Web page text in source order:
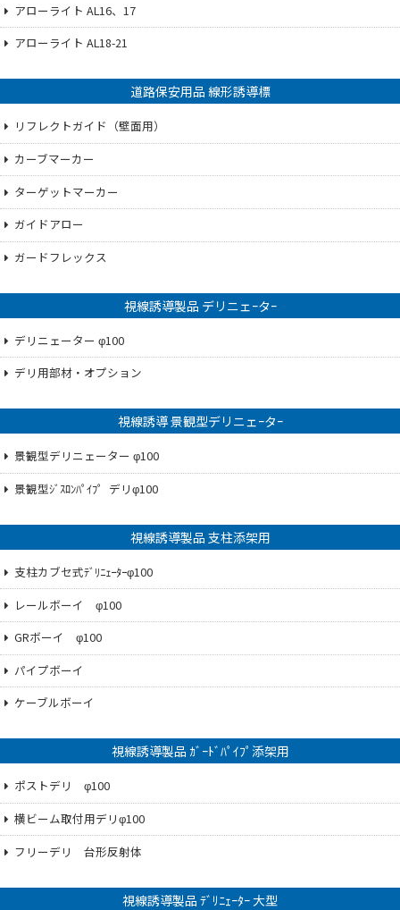
アローライト AL16、17
アローライト AL18-21
道路保安用品 線形誘導標
リフレクトガイド（壁面用）
カーブマーカー
ターゲットマーカー
ガイドアロー
ガードフレックス
視線誘導製品 デリニェｰタｰ
デリニェーター φ100
デリ用部材・オプション
視線誘導 景観型デリニェｰタｰ
景観型デリニェーター φ100
景観型ｼﾞｽﾛﾝﾊﾟｲﾌ゜デリφ100
視線誘導製品 支柱添架用
支柱カブセ式ﾃﾞﾘﾆｪｰﾀｰφ100
レールボーイ φ100
GRボーイ φ100
パイプボーイ
ケーブルボーイ
視線誘導製品 ｶﾞｰﾄﾞﾊﾟｲﾌﾟ添架用
ポストデリ φ100
横ビーム取付用デリφ100
フリーデリ 台形反射体
視線誘導製品 ﾃﾞﾘﾆｪｰﾀｰ 大型